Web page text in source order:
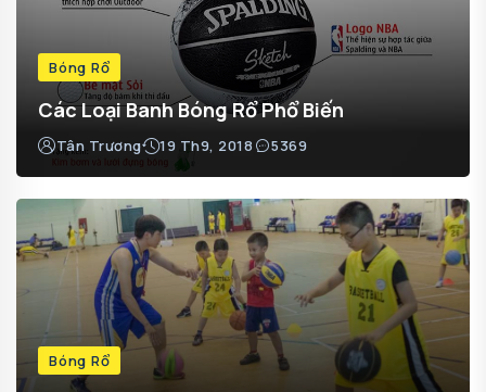
Bóng Rổ
Các Loại Banh Bóng Rổ Phổ Biến
Tân Trương 19 Th9, 2018 5369
Bóng Rổ